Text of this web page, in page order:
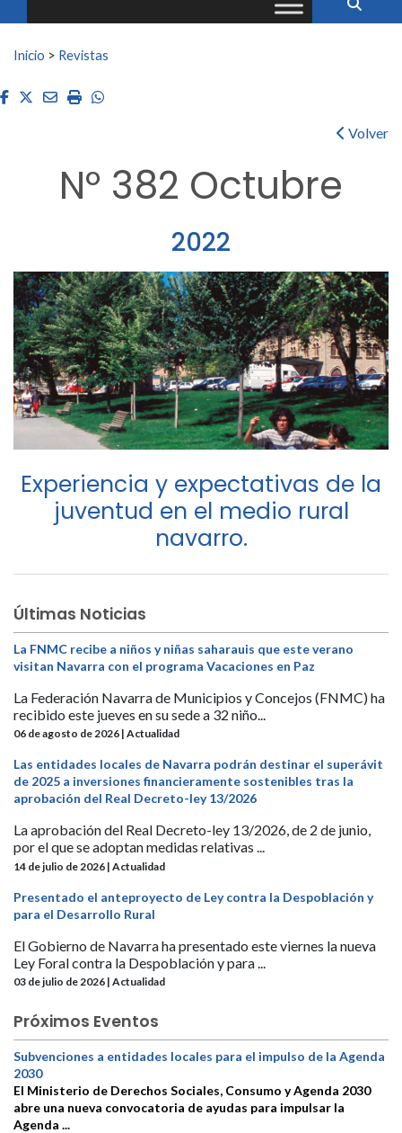
Buscar:
Inicio > Revistas
Facebook
Twitter
EmailImprimirWhatsapp
Volver
Nº 382 Octubre
2022
Experiencia y expectativas de la
juventud en el medio rural
navarro.
Últimas Noticias
La FNMC recibe a niños y niñas saharauis que este verano
visitan Navarra con el programa Vacaciones en Paz
La Federación Navarra de Municipios y Concejos (FNMC) ha
recibido este jueves en su sede a 32 niño...
06 de agosto de 2026 | Actualidad
Las entidades locales de Navarra podrán destinar el superávit
de 2025 a inversiones financieramente sostenibles tras la
aprobación del Real Decreto-ley 13/2026
La aprobación del Real Decreto-ley 13/2026, de 2 de junio,
por el que se adoptan medidas relativas ...
14 de julio de 2026 | Actualidad
Presentado el anteproyecto de Ley contra la Despoblación y
para el Desarrollo Rural
El Gobierno de Navarra ha presentado este viernes la nueva
Ley Foral contra la Despoblación y para ...
03 de julio de 2026 | Actualidad
Próximos Eventos
Subvenciones a entidades locales para el impulso de la Agenda
2030
El Ministerio de Derechos Sociales, Consumo y Agenda 2030
abre una nueva convocatoria de ayudas para impulsar la
Agenda ...